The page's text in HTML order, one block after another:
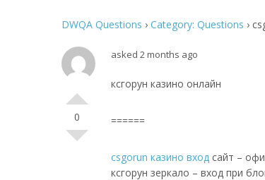
DWQA Questions › Category: Questions ›
0
asked 2 months ago
ксгорун казино онлайн
======
csgorun казино вход сайт –
ксгорун зеркало – вход при